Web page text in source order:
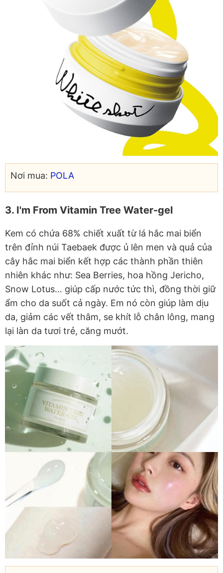
Nơi mua: POLA
3. I'm From Vitamin Tree Water-gel
Kem có chứa 68% chiết xuất từ lá hắc mai biển
trên đỉnh núi Taebaek được ủ lên men và quả của
cây hắc mai biển kết hợp các thành phần thiên
nhiên khác như: Sea Berries, hoa hồng Jericho,
Snow Lotus… giúp cấp nước tức thì, đồng thời giữ
ẩm cho da suốt cả ngày. Em nó còn giúp làm dịu
da, giảm các vết thâm, se khít lỗ chân lông, mang
lại làn da tươi trẻ, căng mướt.